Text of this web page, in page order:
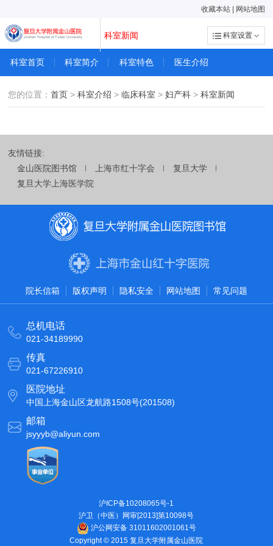
收藏本站 网站地图
科室新闻 科室设置
科室首页 科室简介 科室特色 医生介绍
您的位置：首页 >科室介绍 >临床科室 >妇产科 >科室新闻
友情链接:
金山医院图书馆
上海市红十字会
复旦大学
复旦大学上海医学院
院长信箱 版权声明 隐私安全 网站地图 常见问题
总机电话
021-34189990
传真
021-67226910
医院地址
中国上海金山区龙航路1508号(201508)
邮箱
jsyyyb@aliyun.com
沪ICP备10208065号-1
沪卫（中医）网审[2013]第10098号
沪公网安备 31011602001061号
Copyright © 2015 复旦大学附属金山医院